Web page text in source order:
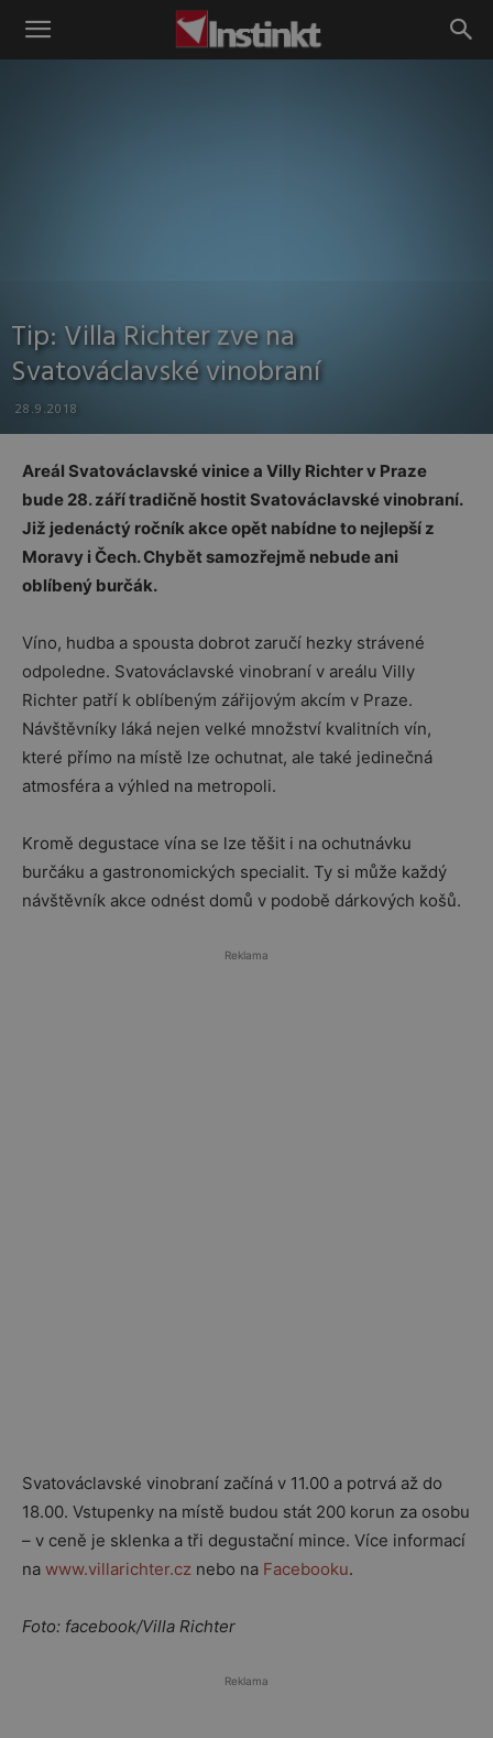
Instinkt
Tip: Villa Richter zve na
Svatováclavské vinobraní
28.9.2018
Areál Svatováclavské vinice a Villy Richter v Praze
bude 28. září tradičně hostit Svatováclavské vinobraní.
Již jedenáctý ročník akce opět nabídne to nejlepší z
Moravy i Čech. Chybět samozřejmě nebude ani
oblíbený burčák.
Víno, hudba a spousta dobrot zaručí hezky strávené
odpoledne. Svatováclavské vinobraní v areálu Villy
Richter patří k oblíbeným zářijovým akcím v Praze.
Návštěvníky láká nejen velké množství kvalitních vín,
které přímo na místě lze ochutnat, ale také jedinečná
atmosféra a výhled na metropoli.
Kromě degustace vína se lze těšit i na ochutnávku
burčáku a gastronomických specialit. Ty si může každý
návštěvník akce odnést domů v podobě dárkových košů.
Reklama
Svatováclavské vinobraní začíná v 11.00 a potrvá až do
18.00. Vstupenky na místě budou stát 200 korun za osobu
– v ceně je sklenka a tři degustační mince. Více informací
na www.villarichter.cz nebo na Facebooku.
Foto: facebook/Villa Richter
Reklama